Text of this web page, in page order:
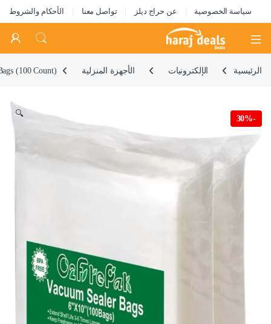
سياسة الخصوصية عن حراج ديلز تواصل معنا الأحكام والشروط
Open
الرئيسية الإلكترونيات الأجهزة المنزلية (100 Count)
-
30%
🔍